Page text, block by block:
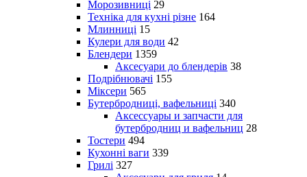
Морозивниці 29
Техніка для кухні різне 164
Млинниці 15
Кулери для води 42
Блендери 1359
Аксесуари до блендерів 38
Подрібнювачі 155
Міксери 565
Бутербродниці, вафельниці 340
Аксессуары и запчасти для
бутербродниц и вафельниц 28
Тостери 494
Кухонні ваги 339
Грилі 327